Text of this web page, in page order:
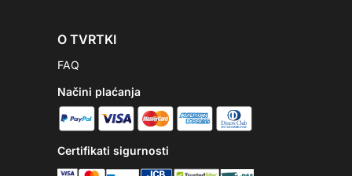
O TVRTKI
FAQ
Načini plaćanja
Certifikati sigurnosti